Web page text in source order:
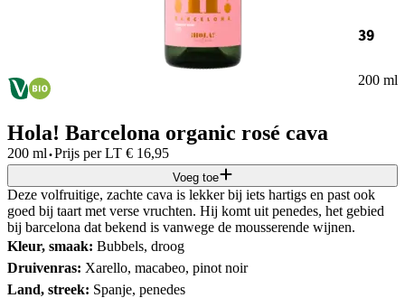
39
200 ml
Hola! Barcelona organic rosé cava
200 ml·Prijs per LT € 16,95
Voeg toe
Deze volfruitige, zachte cava is lekker bij iets hartigs en past ook
goed bij taart met verse vruchten. Hij komt uit penedes, het gebied
bij barcelona dat bekend is vanwege de mousserende wijnen.
Kleur, smaak: Bubbels, droog
Druivenras: Xarello, macabeo, pinot noir
Land, streek: Spanje, penedes